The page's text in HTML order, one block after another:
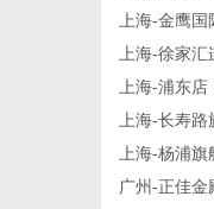
上海-金鹰
上海-徐家
上海-浦东
上海-长寿
上海-杨浦
广州-正佳